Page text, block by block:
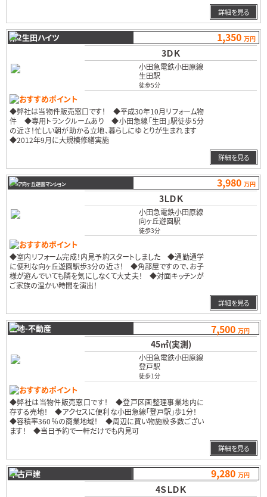
詳細を見る
第2生田ハイツ 1,350 万円
3ＤＫ
小田急電鉄小田原線
生田駅
徒歩5分
詳細を見る
おすすめポイント
◆弊社は当物件販売窓口です！ ◆平成30年10月リフォーム物
件 ◆専用トランクルームあり ◆小田急線「生田」駅徒歩5分
の近さ！忙しい朝が助かる立地、暮らしにゆとりが生まれます
◆2012年9月に大規模修繕実施
トーア向ヶ丘遊園マンション 3,980 万円
3ＬＤＫ
小田急電鉄小田原線
向ヶ丘遊園駅
徒歩3分
詳細を見る
おすすめポイント
◆室内リフォーム完成！内見予約スタートしました ◆通勤通学
に便利な向ヶ丘遊園駅歩3分の近さ！ ◆角部屋ですので、お子
様が遊んでいても隣を気にしなくて大丈夫！ ◆対面キッチンが
ご家族の温かい時間を演出！
土地-不動産 7,500 万円
45㎡(実測)
小田急電鉄小田原線
登戸駅
徒歩1分
詳細を見る
おすすめポイント
◆弊社は当物件販売窓口です！ ◆登戸区画整理事業地内に
存する売地！ ◆アクセスに便利な小田急線「登戸駅」歩1分！
◆容積率360％の商業地域！ ◆周辺に買い物施設多数ござい
ます！ ◆当日予約で一軒だけでも内見可
中古戸建 9,280 万円
4ＳＬＤＫ